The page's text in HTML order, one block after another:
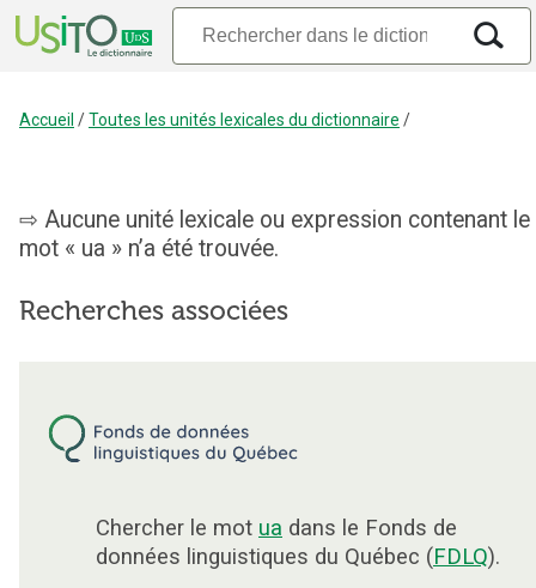
Accueil /Toutes les unités lexicales du dictionnaire /
Aucune unité lexicale ou expression contenant le
mot « ua » n’a été trouvée.
Recherches associées
Chercher le mot ua dans le Fonds de
données linguistiques du Québec (FDLQ).